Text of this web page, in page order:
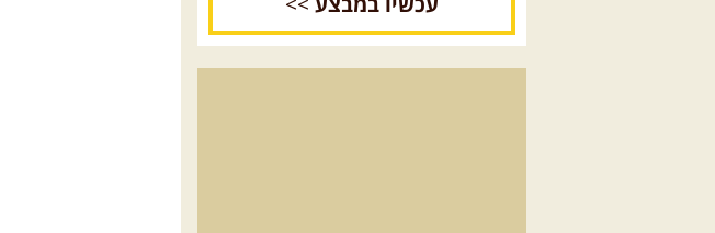
עכשיו במבצע >>